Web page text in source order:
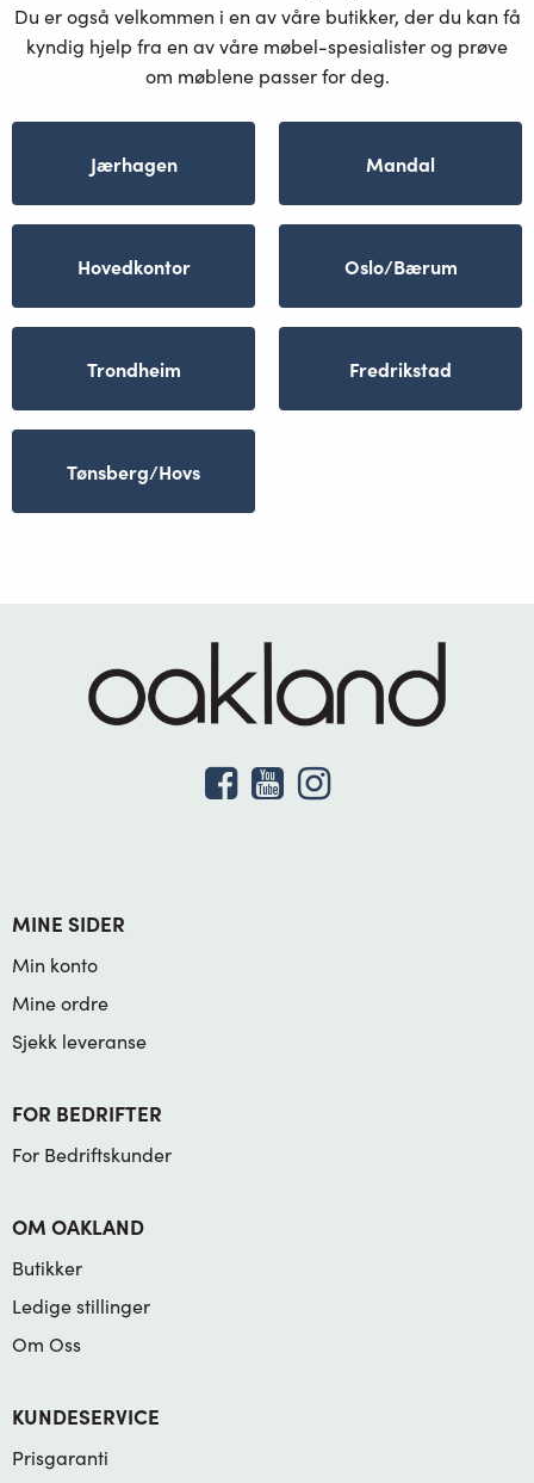
Du er også velkommen i en av våre butikker, der du kan få
kyndig hjelp fra en av våre møbel-spesialister og prøve
om møblene passer for deg.
Jærhagen Mandal
Hovedkontor Oslo/Bærum
Trondheim Fredrikstad
Tønsberg/Hovs
MINE SIDER
Min konto
Mine ordre
Sjekk leveranse
FOR BEDRIFTER
For Bedriftskunder
OM OAKLAND
Butikker
Ledige stillinger
Om Oss
KUNDESERVICE
Prisgaranti